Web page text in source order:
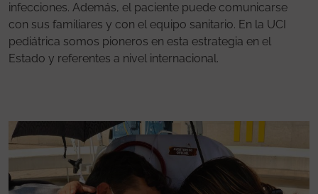
infecciones. Además, el paciente puede comunicarse
con sus familiares y con el equipo sanitario. En la UCI
pediátrica somos pioneros en esta estrategia en el
Estado y referentes a nivel internacional.